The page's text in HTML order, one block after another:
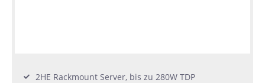
2HE Rackmount Server, bis zu 280W TDP